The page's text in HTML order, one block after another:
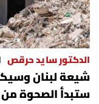
الدكتور سايد حرقص
شيعة لبنان
ستبدأ الصحوة